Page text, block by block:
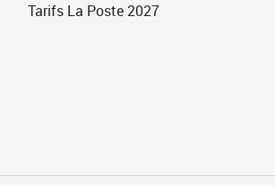
Tarifs La Poste 2027